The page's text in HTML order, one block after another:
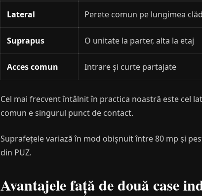
Lateral Perete comun pe lungimea
Suprapus O unitate la parter, alta la etaj
Acces comun Intrare și curte partajate
Cel mai frecvent întâlnit în practica noastră este cel
comun e singurul punct de contact.
Suprafețele variază în mod obișnuit între 80 mp și
din PUZ.
Avantajele față de două case